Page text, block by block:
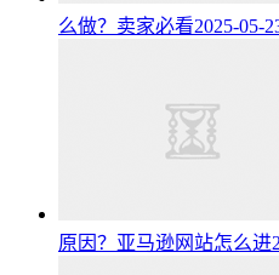
么做？卖家必看2025-05-
原因？亚马逊网站怎么进